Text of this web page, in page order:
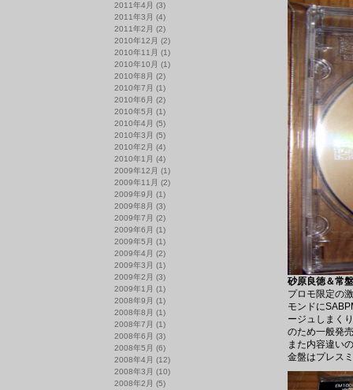
砂原良徳＆常
プロモ限定の
モンドに
ージュしまくり
のため一般発
また内容違い
金盤はプレス
2011年4月 (3)
2011年3月 (4)
2011年2月 (2)
2010年12月 (2)
2010年11月 (1)
2010年10月 (1)
2010年8月 (2)
2010年7月 (1)
2010年6月 (2)
2010年5月 (1)
2010年4月 (5)
2010年3月 (5)
2010年2月 (4)
2010年1月 (4)
2009年12月 (1)
2009年11月 (2)
2009年9月 (1)
2009年8月 (3)
2009年7月 (2)
2009年6月 (1)
2009年5月 (1)
2009年4月 (2)
2009年3月 (1)
2009年2月 (3)
2009年1月 (1)
2008年9月 (1)
2008年8月 (1)
2008年7月 (1)
2008年6月 (3)
2008年5月 (6)
2008年4月 (12)
2008年3月 (10)
2008年2月 (5)